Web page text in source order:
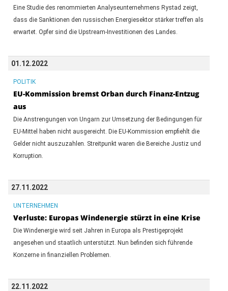
Eine Studie des renommierten Analyseunternehmens Rystad zeigt,
dass die Sanktionen den russischen Energiesektor stärker treffen als
erwartet. Opfer sind die Upstream-Investitionen des Landes.
01.12.2022
POLITIK
EU-Kommission bremst Orban durch Finanz-Entzug
aus
Die Anstrengungen von Ungarn zur Umsetzung der Bedingungen für
EU-Mittel haben nicht ausgereicht. Die EU-Kommission empfiehlt die
Gelder nicht auszuzahlen. Streitpunkt waren die Bereiche Justiz und
Korruption.
27.11.2022
UNTERNEHMEN
Verluste: Europas Windenergie stürzt in eine Krise
Die Windenergie wird seit Jahren in Europa als Prestigeprojekt
angesehen und staatlich unterstützt. Nun befinden sich führende
Konzerne in finanziellen Problemen.
22.11.2022